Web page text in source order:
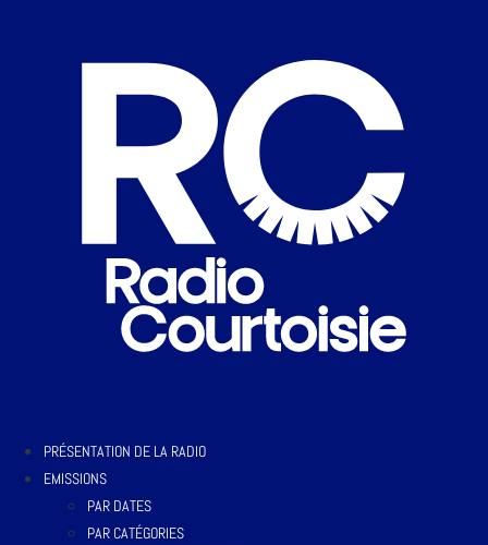
PRÉSENTATION DE LA RADIO
EMISSIONS
PAR DATES
PAR CATÉGORIES